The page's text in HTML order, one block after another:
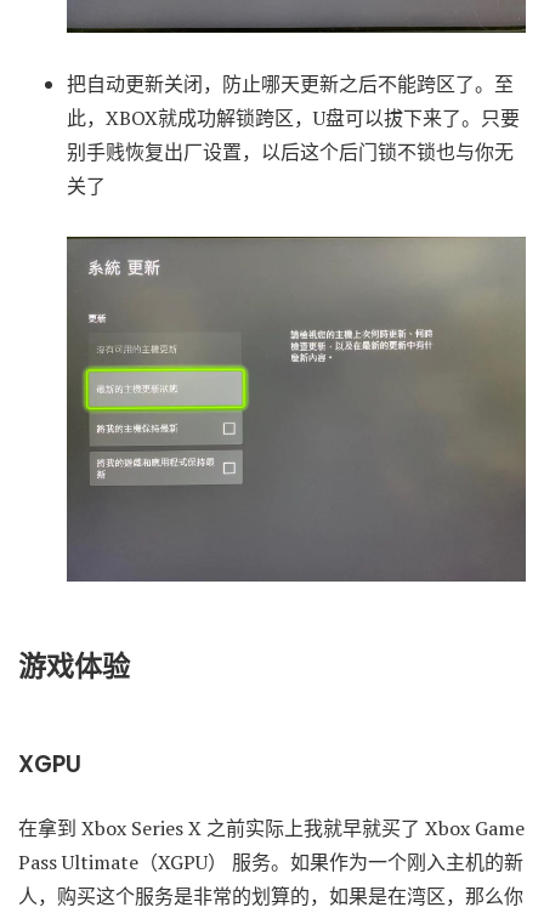
把自动更新关闭，防止哪天更新之后不能跨区了。至
此，XBOX就成功解锁跨区，U盘可以拔下来了。只要
别手贱恢复出厂设置，以后这个后门锁不锁也与你无
关了
游戏体验
XGPU
在拿到 Xbox Series X 之前实际上我就早就买了 Xbox Game
Pass Ultimate（XGPU） 服务。如果作为一个刚入主机的新
人，购买这个服务是非常的划算的，如果是在湾区，那么你